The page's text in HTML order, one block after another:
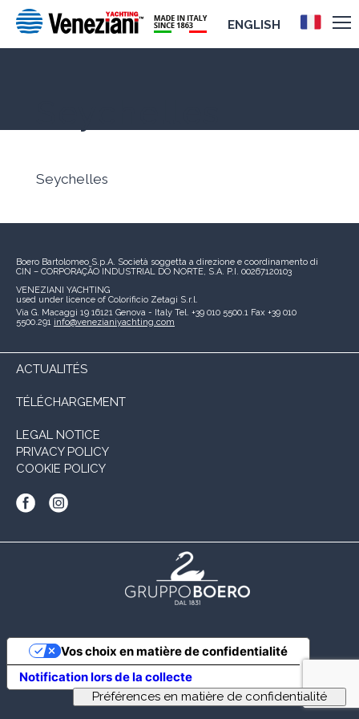
ENGLISH
Seychelles
Boero Bartolomeo S.p.A. Società soggetta a direzione e coordinamento di
CIN – CORPORAÇÃO INDUSTRIAL DO NORTE, S.A. P.I. 00267120103
VENEZIANI YACHTING
used under licence of Colorificio Zetagi S.r.l.
Via G. Macaggi 19 16121 Genova - Italy Tel. +39 010 5500.1 Fax +39 010
5500.291 info@venezianiyachting.com
ACTUALITÉS
TÉLÉCHARGEMENT
LEGAL NOTICE
PRIVACY POLICY
COOKIE POLICY
Notification lors de la collecte
Vos choix en matière de confidentialité